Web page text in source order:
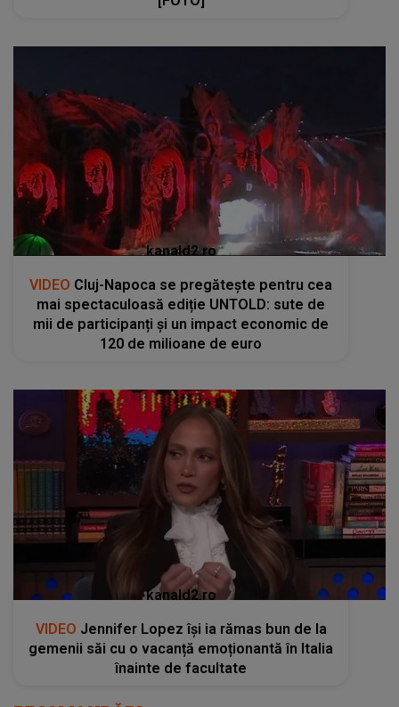
kanald2.ro
VIDEO Cluj-Napoca se pregătește pentru cea
mai spectaculoasă ediție UNTOLD: sute de
mii de participanți și un impact economic de
120 de milioane de euro
kanald2.ro
VIDEO Jennifer Lopez își ia rămas bun de la
gemenii săi cu o vacanță emoționantă în Italia
înainte de facultate